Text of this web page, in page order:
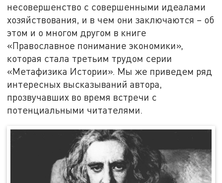
несовершенство с совершенными идеалами
хозяйствования, и в чем они заключаются – об
этом и о многом другом в книге
«Православное понимание экономики»,
которая стала третьим трудом серии
«Метафизика Истории». Мы же приведем ряд
интересных высказываний автора,
прозвучавших во время встречи с
потенциальными читателями.